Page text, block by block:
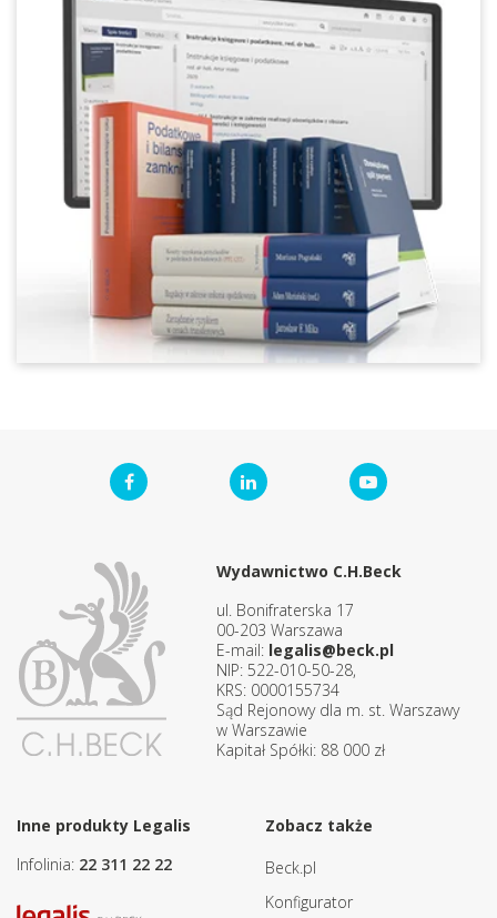
Wydawnictwo C.H.Beck
ul. Bonifraterska 17
00-203 Warszawa
E-mail: legalis@beck.pl
NIP: 522-010-50-28,
KRS: 0000155734
Sąd Rejonowy dla m. st. Warszawy
w Warszawie
Kapitał Spółki: 88 000 zł
Inne produkty Legalis
Infolinia: 22 311 22 22
Zobacz także
Beck.pl
Konfigurator